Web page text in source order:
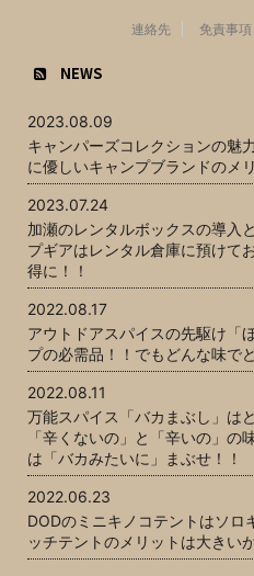
連絡先 免責事項
NEWS
2023.08.09
キャンパーズコレクションの魅
に優しいキャンプブランドのメ
2023.07.24
加瀬のレンタルボックスの導入
プギアはレンタル倉庫に預けて
得に！！
2022.08.17
アウトドアスパイスの先駆け「
プの必需品！！でもどんな味で
2022.08.11
万能スパイス「バカまぶし」は
「辛くないの」と「辛いの」の
は「バカみたいに」まぶせ！！
2022.06.23
DODのミニキノコテントはソロ
ッチテントのメリットは大きい